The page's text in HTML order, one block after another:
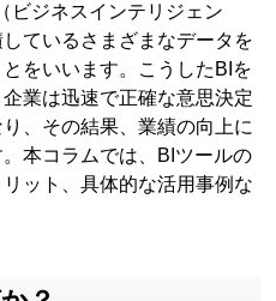
ビジネスインテリジェン
ているさまざまなデータを
をいいます。こうしたBIを
業は迅速で正確な意思決定
、その結果、業績の向上に
本コラムでは、BIツールの
ット、具体的な活用事例な